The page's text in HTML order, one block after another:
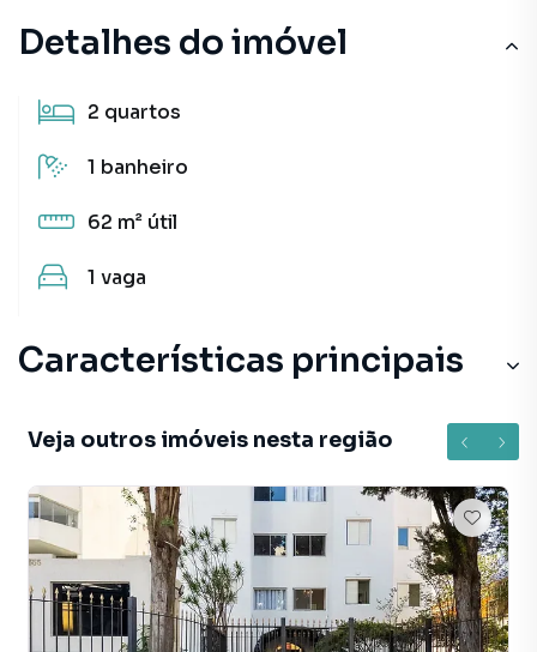
Detalhes do imóvel
2 quartos
1 banheiro
62 m² útil
1 vaga
Características principais
Veja outros imóveis nesta região